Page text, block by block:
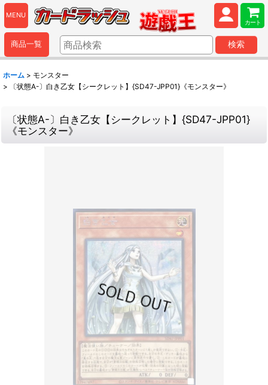
MENU
カート
商品一覧 検索
ホーム > モンスター
>
〔状態A-〕白き乙女【シークレット】{SD47-JPP01}《モンスター》
〔状態A-〕白き乙女【シークレット】{SD47-JPP01}
《モンスター》